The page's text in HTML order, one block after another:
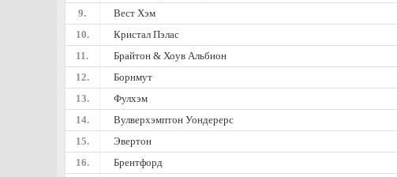
9.
Вест Хэм
10.
Кристал Пэлас
11.
Брайтон & Хоув Альбион
12.
Борнмут
13.
Фулхэм
14.
Вулверхэмптон Уондерерс
15.
Эвертон
16.
Брентфорд